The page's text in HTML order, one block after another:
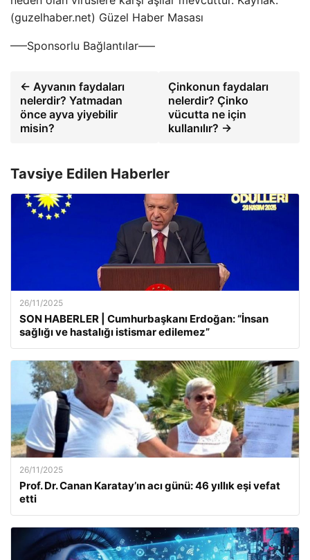
(guzelhaber.net) Güzel Haber Masası
—–Sponsorlu Bağlantılar—–
← Ayvanın faydaları
nelerdir? Yatmadan
önce ayva yiyebilir
misin?
Çinkonun faydaları
nelerdir? Çinko
vücutta ne için
kullanılır? →
Tavsiye Edilen Haberler
26/11/2025
SON HABERLER | Cumhurbaşkanı Erdoğan: “İnsan
sağlığı ve hastalığı istismar edilemez”
26/11/2025
Prof. Dr. Canan Karatay’ın acı günü: 46 yıllık eşi vefat
etti